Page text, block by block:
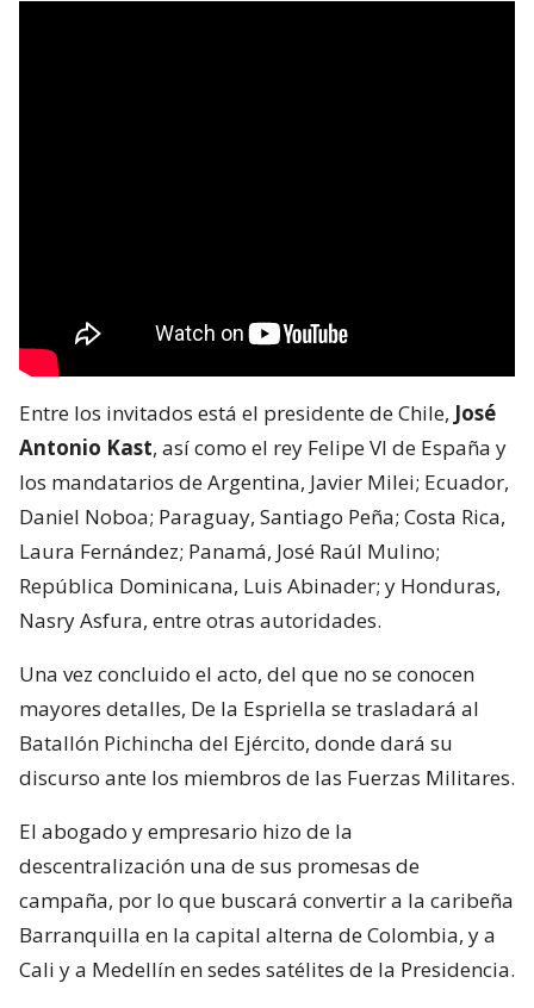
Entre los invitados está el presidente de Chile, José
Antonio Kast, así como el rey Felipe VI de España y
los mandatarios de Argentina, Javier Milei; Ecuador,
Daniel Noboa; Paraguay, Santiago Peña; Costa Rica,
Laura Fernández; Panamá, José Raúl Mulino;
República Dominicana, Luis Abinader; y Honduras,
Nasry Asfura, entre otras autoridades.
Una vez concluido el acto, del que no se conocen
mayores detalles, De la Espriella se trasladará al
Batallón Pichincha del Ejército, donde dará su
discurso ante los miembros de las Fuerzas Militares.
El abogado y empresario hizo de la
descentralización una de sus promesas de
campaña, por lo que buscará convertir a la caribeña
Barranquilla en la capital alterna de Colombia, y a
Cali y a Medellín en sedes satélites de la Presidencia.